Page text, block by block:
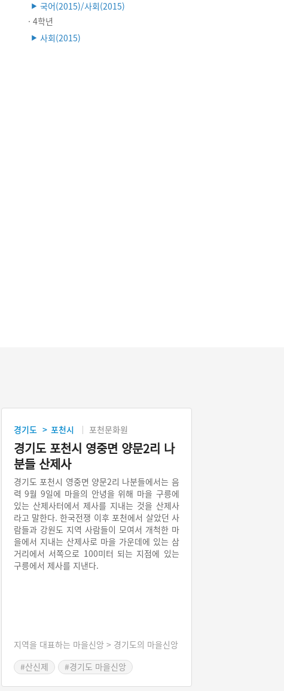
▶ 국어(2015)/사회(2015)
· 4학년
▶ 사회(2015)
경기도 > 포천시 포천문화원
경기도 포천시 영중면 양문2리 나
분들 산제사
경기도 포천시 영중면 양문2리 나분들에서는 음
력 9월 9일에 마을의 안녕을 위해 마을 구릉에
있는 산제사터에서 제사를 지내는 것을 산제사
라고 말한다. 한국전쟁 이후 포천에서 살았던 사
람들과 강원도 지역 사람들이 모여서 개척한 마
을에서 지내는 산제사로 마을 가운데에 있는 삼
거리에서 서쪽으로 100미터 되는 지점에 있는
구릉에서 제사를 지낸다.
지역을 대표하는 마을신앙 > 경기도의 마을신앙
#산신제
#경기도 마을신앙